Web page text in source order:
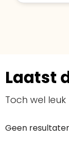
Laatst
Toch wel leuk
Geen